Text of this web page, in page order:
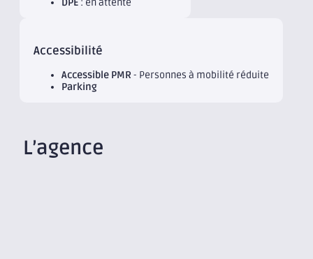
DPE : en attente
Accessibilité
Accessible PMR - Personnes à mobilité réduite
Parking
L’agence